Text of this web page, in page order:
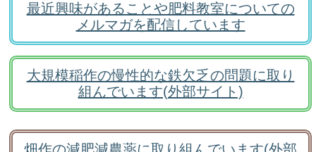
最近興味があることや肥料教室についての
メルマガを配信しています
大規模稲作の慢性的な鉄欠乏の問題に取り
組んでいます(外部サイト)